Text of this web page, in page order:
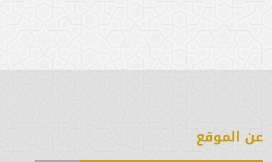
التاسعة
عن الموقع